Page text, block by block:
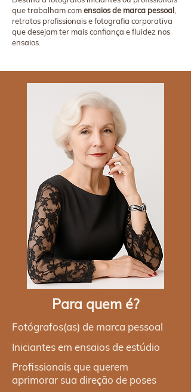
que trabalham comensaios de marca pessoal
retratos profissionais e fotografia corporativa
que desejam ter mais confiança e fluidez nos
ensaios.
Para quem é?
Fotógrafos(as) de marca pessoal
Iniciantes em ensaios de estúdio
Profissionais que querem
aprimorar sua direção de poses